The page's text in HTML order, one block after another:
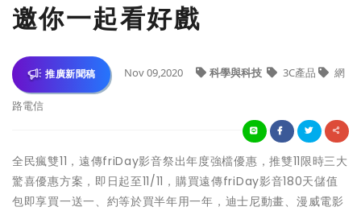
邀你一起看好戲
推廣新聞稿 Nov 09,2020 科學與科技 3C產品 網
路電信
全民瘋雙11，遠傳friDay影音祭出年度強檔優惠，推雙11限時三大
驚喜優惠方案，即日起至11/11，購買遠傳friDay影音180天儲值
包即享買一送一、約等於買半年用一年，迪士尼動畫、漫威電影